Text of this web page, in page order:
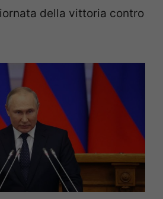
della vittoria contro